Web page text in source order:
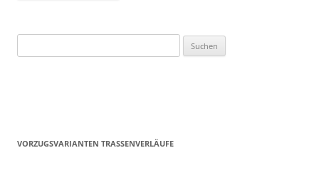
nach:
VORZUGSVARIANTEN TRASSENVERLÄUFE